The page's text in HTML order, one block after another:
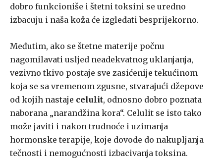
dobro funkcioniše i štetni toksini se uredno
izbacuju i naša koža će izgledati besprijekorno.
Međutim, ako se štetne materije počnu
nagomilavati usljed neadekvatnog uklanjanja,
vezivno tkivo postaje sve zasićenije tekućinom
koja se sa vremenom zgusne, stvarajući džepove
od kojih nastaje celulit, odnosno dobro poznata
naborana „narandžina kora“. Celulit se isto tako
može javiti i nakon trudnoće i uzimanja
hormonske terapije, koje dovode do nakupljanja
tečnosti i nemogućnosti izbacivanja toksina.